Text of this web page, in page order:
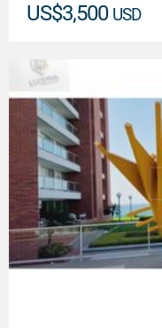
US$3,500 USD